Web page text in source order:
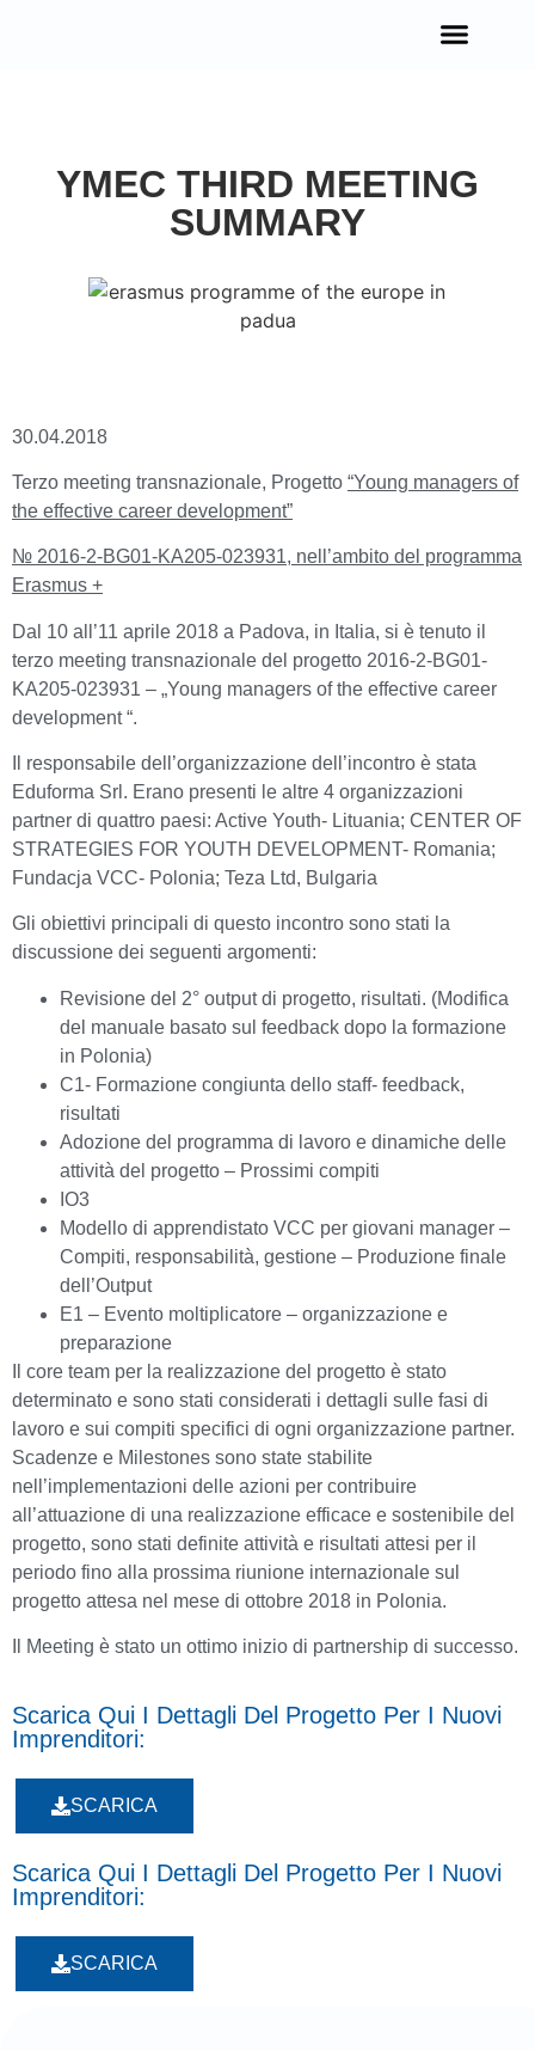
YMEC THIRD MEETING
SUMMARY
30.04.2018
Terzo meeting transnazionale, Progetto “Young managers of
the effective career development”
№ 2016-2-BG01-KA205-023931, nell’ambito del programma
Erasmus +
Dal 10 all’11 aprile 2018 a Padova, in Italia, si è tenuto il
terzo meeting transnazionale del progetto 2016-2-BG01-
KA205-023931 – „Young managers of the effective career
development “.
Il responsabile dell’organizzazione dell’incontro è stata
Eduforma Srl. Erano presenti le altre 4 organizzazioni
partner di quattro paesi: Active Youth- Lituania; CENTER OF
STRATEGIES FOR YOUTH DEVELOPMENT- Romania;
Fundacja VCC- Polonia; Teza Ltd, Bulgaria
Gli obiettivi principali di questo incontro sono stati la
discussione dei seguenti argomenti:
Revisione del 2° output di progetto, risultati. (Modifica
del manuale basato sul feedback dopo la formazione
in Polonia)
C1- Formazione congiunta dello staff- feedback,
risultati
Adozione del programma di lavoro e dinamiche delle
attività del progetto – Prossimi compiti
IO3
Modello di apprendistato VCC per giovani manager –
Compiti, responsabilità, gestione – Produzione finale
dell’Output
E1 – Evento moltiplicatore – organizzazione e
preparazione
Il core team per la realizzazione del progetto è stato
determinato e sono stati considerati i dettagli sulle fasi di
lavoro e sui compiti specifici di ogni organizzazione partner.
Scadenze e Milestones sono state stabilite
nell’implementazioni delle azioni per contribuire
all’attuazione di una realizzazione efficace e sostenibile del
progetto, sono stati definite attività e risultati attesi per il
periodo fino alla prossima riunione internazionale sul
progetto attesa nel mese di ottobre 2018 in Polonia.
Il Meeting è stato un ottimo inizio di partnership di successo.
Scarica Qui I Dettagli Del Progetto Per I Nuovi
Imprenditori:
SCARICA
Scarica Qui I Dettagli Del Progetto Per I Nuovi
Imprenditori:
SCARICA